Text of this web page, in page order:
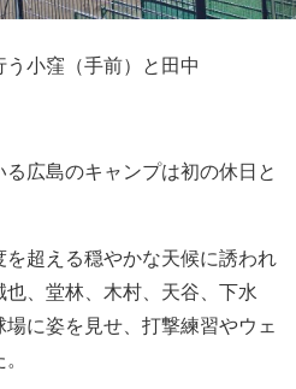
小窪（手前）と田中
広島のキャンプは初の休日と
を超える穏やかな天候に誘われ
、堂林、木村、天谷、下水
に姿を見せ、打撃練習やウェ